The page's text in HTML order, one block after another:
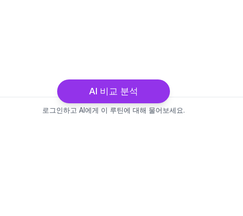
로그인하고 AI에게 이 루틴에 대해 물어보세요.
AI 비교 분석